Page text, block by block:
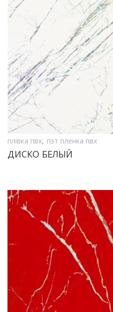
плівка пвх, пэт пленка пвх
ДИСКО БЕЛЫЙ